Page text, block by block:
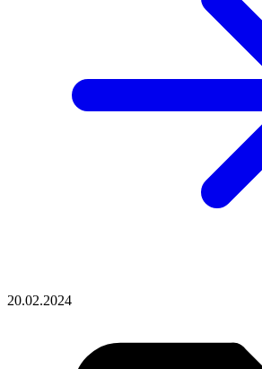
20.02.2024